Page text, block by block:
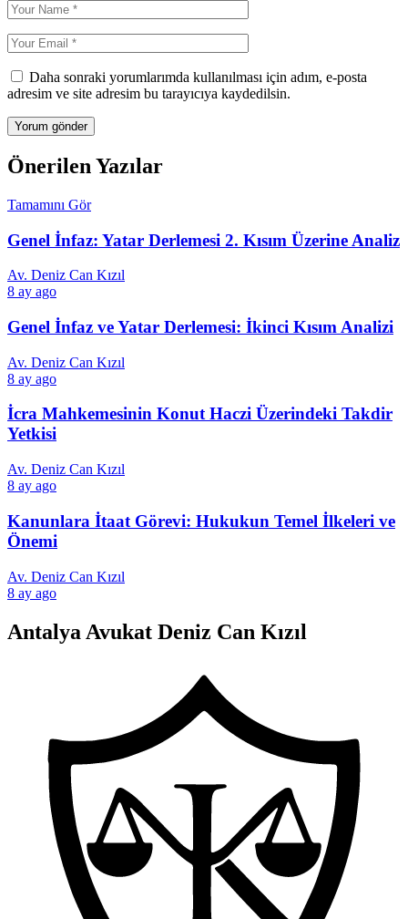
Daha sonraki yorumlarımda kullanılması için adım, e-posta
adresim ve site adresim bu tarayıcıya kaydedilsin.
Önerilen Yazılar
Tamamını Gör
Genel İnfaz: Yatar Derlemesi 2. Kısım Üzerine Analiz
Av. Deniz Can Kızıl
8 ay ago
Genel İnfaz ve Yatar Derlemesi: İkinci Kısım Analizi
Av. Deniz Can Kızıl
8 ay ago
İcra Mahkemesinin Konut Haczi Üzerindeki Takdir
Yetkisi
Av. Deniz Can Kızıl
8 ay ago
Kanunlara İtaat Görevi: Hukukun Temel İlkeleri ve
Önemi
Av. Deniz Can Kızıl
8 ay ago
Antalya Avukat Deniz Can Kızıl